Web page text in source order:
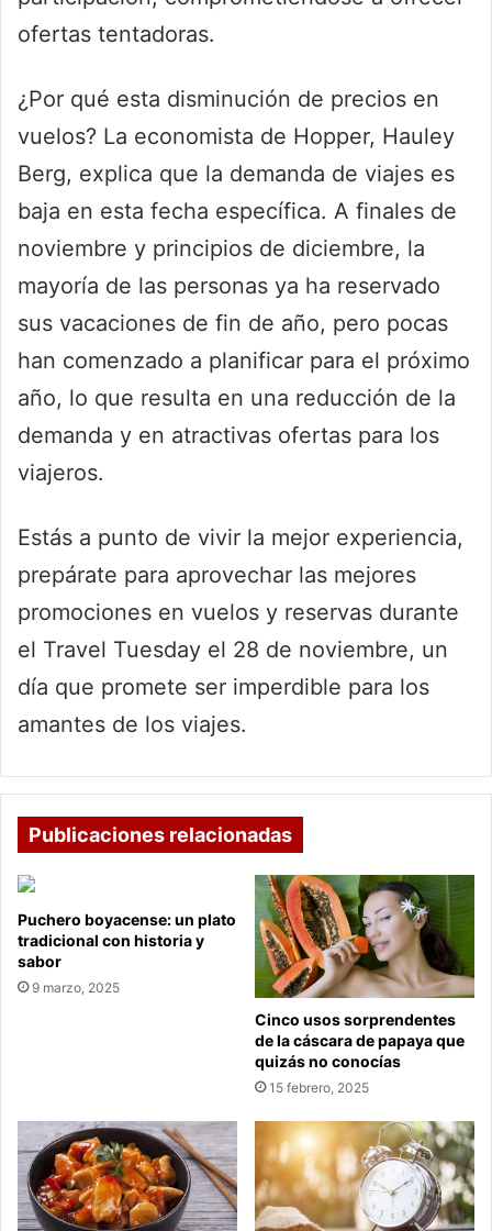
ofertas tentadoras.
¿Por qué esta disminución de precios en
vuelos? La economista de Hopper, Hauley
Berg, explica que la demanda de viajes es
baja en esta fecha específica. A finales de
noviembre y principios de diciembre, la
mayoría de las personas ya ha reservado
sus vacaciones de fin de año, pero pocas
han comenzado a planificar para el próximo
año, lo que resulta en una reducción de la
demanda y en atractivas ofertas para los
viajeros.
Estás a punto de vivir la mejor experiencia,
prepárate para aprovechar las mejores
promociones en vuelos y reservas durante
el Travel Tuesday el 28 de noviembre, un
día que promete ser imperdible para los
amantes de los viajes.
Publicaciones relacionadas
Puchero boyacense: un plato
tradicional con historia y
sabor
9 marzo, 2025
Cinco usos sorprendentes
de la cáscara de papaya que
quizás no conocías
15 febrero, 2025